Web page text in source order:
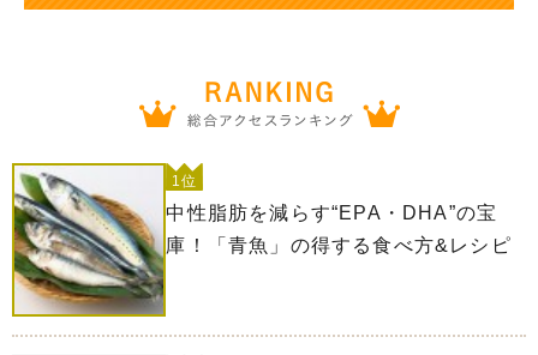
1位
中性脂肪を減らす“EPA・DHA”の宝
庫！「青魚」の得する食べ方&レシピ